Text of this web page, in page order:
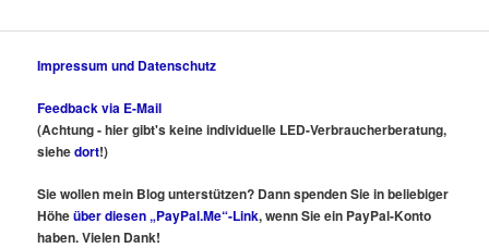
Impressum und Datenschutz
Feedback via E-Mail
(Achtung - hier gibt's keine individuelle LED-Verbraucherberatung,
siehedort!)
Sie wollen mein Blog unterstützen? Dann spenden Sie in beliebiger
Höheüber diesen „PayPal.Me“-Link, wenn Sie ein PayPal-Konto
haben. Vielen Dank!